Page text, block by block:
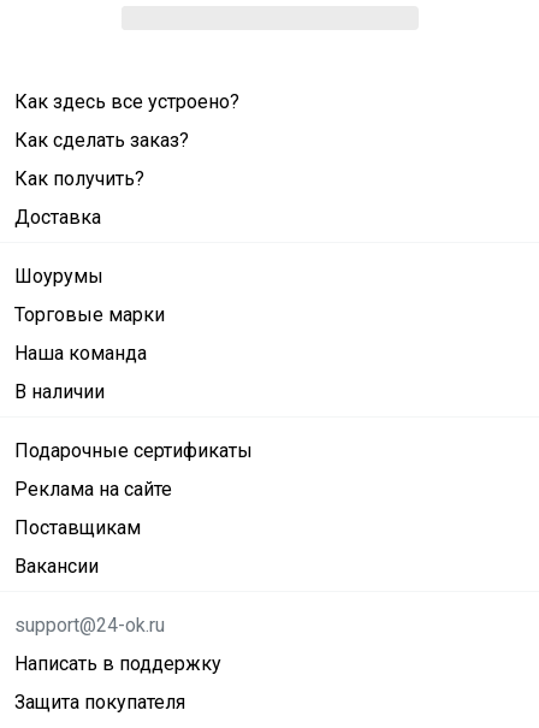
Как здесь все устроено?
Как сделать заказ?
Как получить?
Доставка
Шоурумы
Торговые марки
Наша команда
В наличии
Подарочные сертификаты
Реклама на сайте
Поставщикам
Вакансии
support@24-ok.ru
Написать в поддержку
Защита покупателя